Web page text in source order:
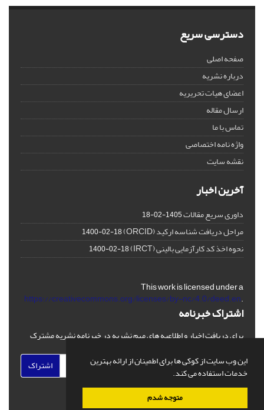
این وب سایت از کوکی ها برای اطمینان از ارائه بهترین
خدمات استفاده می کند.
متوجه شدم
دسترسی سریع
صفحه اصلی
درباره نشریه
اعضای هیات تحریریه
ارسال مقاله
تماس با ما
واژه نامه اختصاصی
نقشه سایت
آخرین اخبار
داوری سریع مقالات1405-02-18
مراحل دریافت شناسه ارکید (ORCID) 1400-02-18
نحوه اخذ کد کارآزمایی بالینی (IRCT) 1400-02-18
This work is licensed under a
https://creativecommons.org/licenses/by-nc/4.0/deed.en.
اشتراک خبرنامه
برای دریافت اخبار و اطلاعیه های مهم نشریه در خبرنامه نشریه مشترک
اشتراک